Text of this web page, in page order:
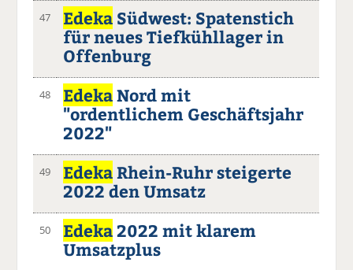
47 Edeka Südwest: Spatenstich
für neues Tiefkühllager in
Offenburg
48 EdekaNord mit
"ordentlichem Geschäftsjahr
2022"
49 EdekaRhein-Ruhr steigerte
2022 den Umsatz
50 Edeka2022 mit klarem
Umsatzplus